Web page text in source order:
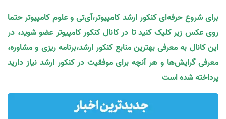
برای شروع حرفه‌ای کنکور ارشد کامپیوتر،آی‌تی و علوم کامپیوتر حتما
روی عکس زیر کلیک کنید تا در کانال کنکور کامپیوتر عضو شوید، در
این کانال به معرفی بهترین منابع کنکور ارشد،برنامه ریزی و مشاوره،
معرفی گرایش‌ها و هر آنچه برای موفقیت در کنکور ارشد نیاز دارید
پرداخته شده است